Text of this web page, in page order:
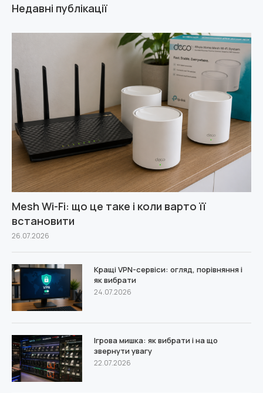
Недавні публікації
Mesh Wi-Fi: що це таке і коли варто її
встановити
26.07.2026
Кращі VPN-сервіси: огляд, порівняння і
як вибрати
24.07.2026
Ігрова мишка: як вибрати і на що
звернути увагу
22.07.2026